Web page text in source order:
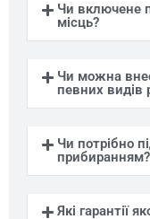
Чи включене
місць?
Чи можна
певних видів
Чи потрібно
прибиранням?
Які гарантії